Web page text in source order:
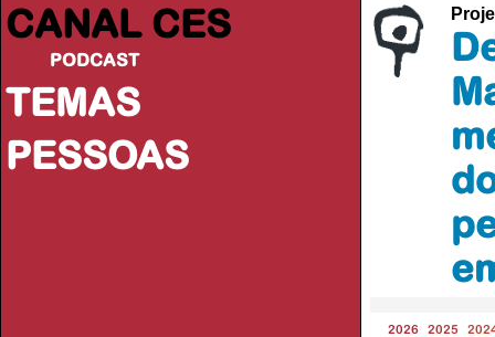
CANAL CES
PODCAST
TEMAS
PESSOAS
2026 2025